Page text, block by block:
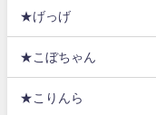
★げっげ
★こぼちゃん
★こりんら